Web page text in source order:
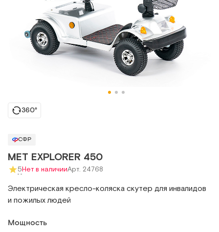
360°
СФР
MET EXPLORER 450
5Нет в наличииАрт. 24768
Электрическая кресло-коляска скутер для инвалидов
и пожилых людей
Мощность